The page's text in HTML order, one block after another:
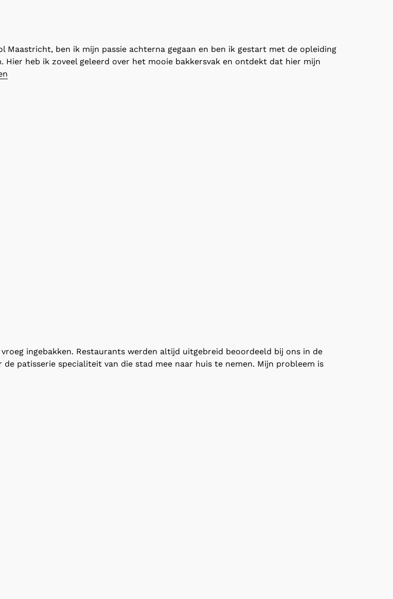
Maastricht, ben ik mijn passie achterna gegaan en ben ik gestart met de opleiding
Hier heb ik zoveel geleerd over het mooie bakkersvak en ontdekt dat hier mijn
ingebakken. Restaurants werden altijd uitgebreid beoordeeld bij ons in de
patisserie specialiteit van die stad mee naar huis te nemen. Mijn probleem is